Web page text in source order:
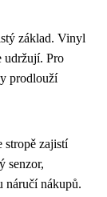
základ. Vinyl
udržují. Pro
prodlouží
stropě zajistí
senzor,
náručí nákupů.